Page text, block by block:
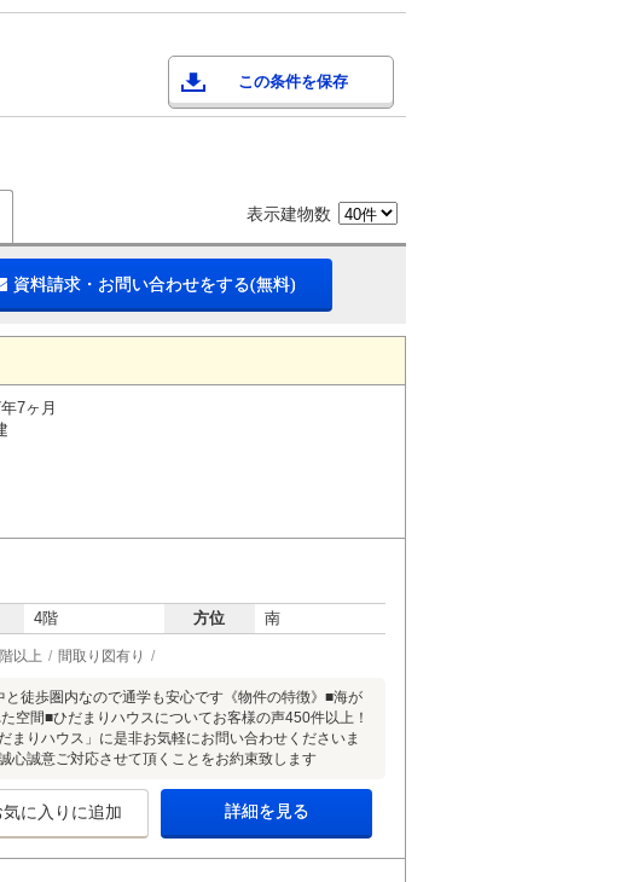
この条件を保存
表示建物数
資料請求・お問い合わせをする(無料)
7ヶ月
4階 方位 南
以上 間取り図有り
徒歩圏内なので通学も安心です《物件の特徴》■海が
空間■ひだまりハウスについてお客様の声450件以上！
りハウス」に是非お気軽にお問い合わせくださいま
心誠意ご対応させて頂くことをお約束致します
気に入りに追加 詳細を見る